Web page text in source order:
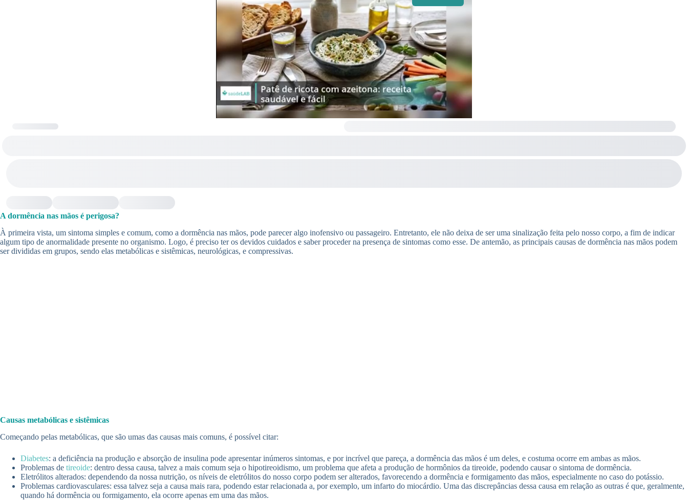
A dormência nas mãos é perigosa?
À primeira vista, um sintoma simples e comum, como a dormência nas mãos, pode parecer algo inofensivo ou passageiro. Entretanto, ele não deixa de ser uma sinalização feita pelo nosso corpo, a fim de indicar
algum tipo de anormalidade presente no organismo. Logo, é preciso ter os devidos cuidados e saber proceder na presença de sintomas como esse. De antemão, as principais causas de dormência nas mãos podem
ser divididas em grupos, sendo elas metabólicas e sistêmicas, neurológicas, e compressivas.
Causas metabólicas e sistêmicas
Começando pelas metabólicas, que são umas das causas mais comuns, é possível citar:
Diabetes: a deficiência na produção e absorção de insulina pode apresentar inúmeros sintomas, e por incrível que pareça, a dormência das mãos é um deles, e costuma ocorre em ambas as mãos.
Problemas de tireoide: dentro dessa causa, talvez a mais comum seja o hipotireoidismo, um problema que afeta a produção de hormônios da tireoide, podendo causar o sintoma de dormência.
Eletrólitos alterados: dependendo da nossa nutrição, os níveis de eletrólitos do nosso corpo podem ser alterados, favorecendo a dormência e formigamento das mãos, especialmente no caso do potássio.
Problemas cardiovasculares: essa talvez seja a causa mais rara, podendo estar relacionada a, por exemplo, um infarto do miocárdio. Uma das discrepâncias dessa causa em relação as outras é que, geralmente,
quando há dormência ou formigamento, ela ocorre apenas em uma das mãos.